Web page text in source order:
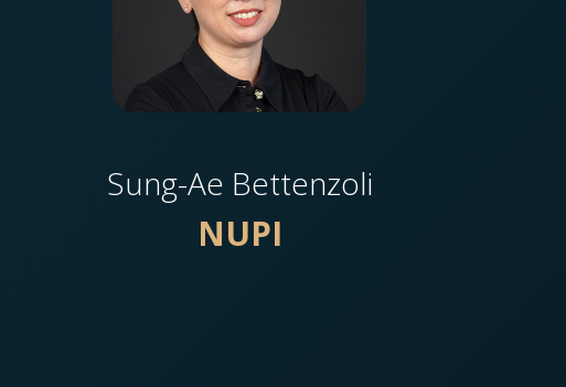
Sung-Ae Bettenzoli
NUPI